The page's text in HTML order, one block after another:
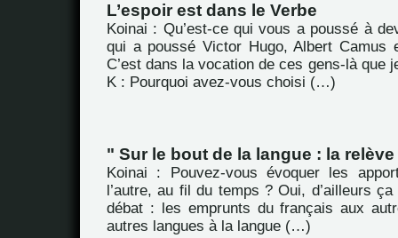
L’espoir est dans le Verbe
Koinai : Qu’est-ce qui vous a poussé à
qui a poussé Victor Hugo, Albert Camus
C’est dans la vocation de ces gens-là que
K : Pourquoi avez-vous choisi (…)
" Sur le bout de la langue : la
Koinai : Pouvez-vous évoquer les
l’autre, au fil du temps ? Oui, d’ailleurs
débat : les emprunts du français aux
autres langues à la langue (…)